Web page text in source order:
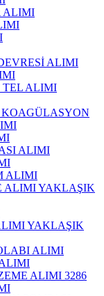
ALIMI
ALIMI
TEL ALIMI
ALIMI
ALIMI
ALIMI YAKLAŞIK
YAKLAŞIK
ALIMI
ALIMI 3286